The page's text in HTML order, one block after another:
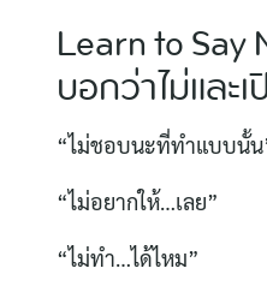
Learn to Say
บอกว่าไม่และ
“ไม่ชอบนะที่ทำแบบนั้น
“ไม่อยากให้…เลย”
“ไม่ทำ…ได้ไหม”